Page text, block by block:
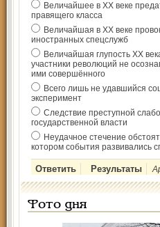
Величайшее в ХХ веке
правящего класса
Величайшая в ХХ веке
иностранных спецслужб
Величайшая глупость ХХ
участники революций не
ими совершённого
Всего лишь не удавшийся
эксперимент
Следствие преступной
государственной власти
Неудачное стечение
котором события развивались
Фото дня